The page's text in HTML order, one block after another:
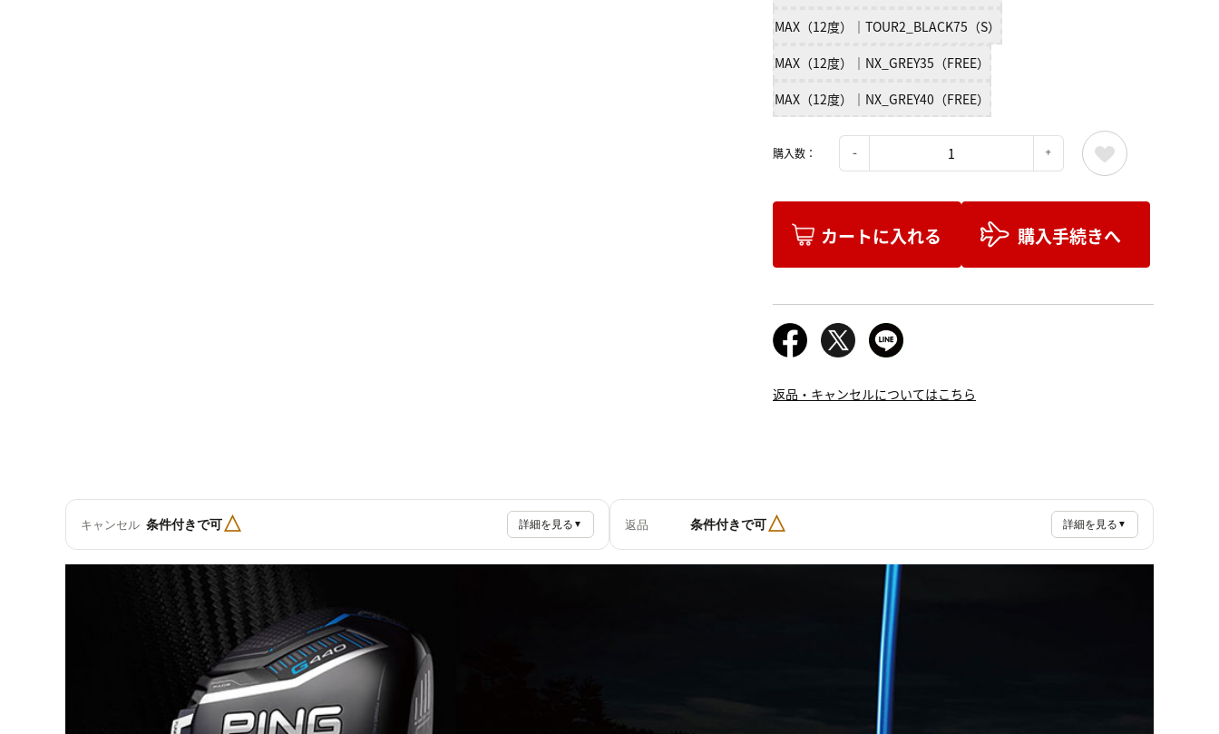
MAX（12度）｜TOUR2_BLACK75（S）
MAX（12度）｜NX_GREY35（FREE）
MAX（12度）｜NX_GREY40（FREE）
購入数：
カートに入れる 購入手続きへ
返品・キャンセルについてはこちら
キャンセル 条件付きで可△ 詳細を見る ▼ 返品 条件付きで可△ 詳細を見る ▼